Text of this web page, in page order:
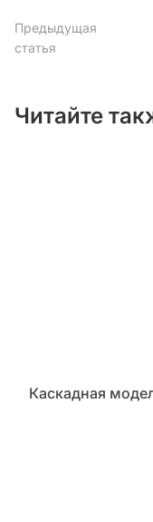
Предыдущая
статья
Читайте
Каскадная